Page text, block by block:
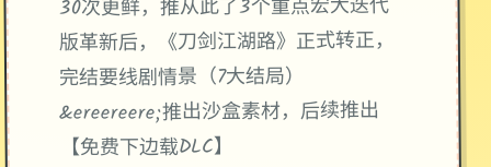
30次更鲜，推从此了3个重点宏大迭代
版革新后，《刀剑江湖路》正式转正，
完结要线剧情景（7大结局）
&ereereere;推出沙盒素材，后续推出
【免费下边载DLC】